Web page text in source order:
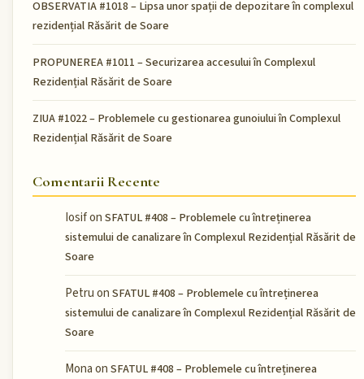
OBSERVATIA #1018 – Lipsa unor spații de depozitare în complexul
rezidențial Răsărit de Soare
PROPUNEREA #1011 – Securizarea accesului în Complexul
Rezidențial Răsărit de Soare
ZIUA #1022 – Problemele cu gestionarea gunoiului în Complexul
Rezidențial Răsărit de Soare
Comentarii Recente
Iosifon SFATUL #408 – Problemele cu întreținerea
sistemului de canalizare în Complexul Rezidențial Răsărit de
Soare
Petruon SFATUL #408 – Problemele cu întreținerea
sistemului de canalizare în Complexul Rezidențial Răsărit de
Soare
Monaon SFATUL #408 – Problemele cu întreținerea